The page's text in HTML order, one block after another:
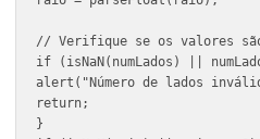
// Solicitar ao usuário a
var raio = prompt("Digite
if (raio === null) {
return; // Saia se o